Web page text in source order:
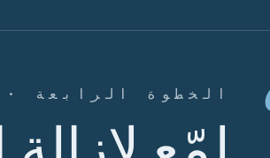
الخطوة الرابعة